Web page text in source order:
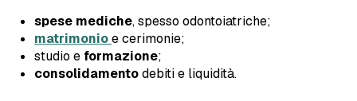
spese mediche, spesso odontoiatriche;
matrimonioe cerimonie;
studio e formazione;
consolidamentodebiti e liquidità.